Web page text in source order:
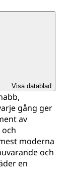
Visa datablad
gång ger
av
moderna
och
en